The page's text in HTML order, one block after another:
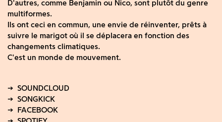
D'autres, comme Benjamin ou Nico, sont plutôt du genre
multiformes.
Ils ont ceci en commun, une envie de réinventer, prêts à
suivre le marigot où il se déplacera en fonction des
changements climatiques.
C'est un monde de mouvement.